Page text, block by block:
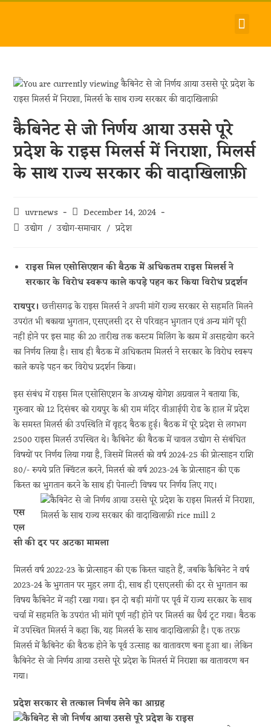
कैबिनेट से जो निर्णय आया उससे पूरे
प्रदेश के राइस मिलर्स में निराशा, मिलर्स
के साथ राज्य सरकार की वादाखिलाफ़ी
uvrnews
December 14, 2024
उद्योग / उद्योग-समाचार / प्रदेश
राइस मिल एसोसिएशन की बैठक में अधिकतम राइस मिलर्स ने
सरकार के विरोध स्वरूप काले कपड़े पहन कर किया विरोध प्रदर्शन
रायपुर।छत्तीसगढ़ के राइस मिलर्स ने अपनी मांगें राज्य सरकार से सहमति मिलने
उपरांत भी बकाया भुगतान, एसएलसी दर से परिवहन भुगतान एवं अन्य मांगें पूरी
नहीं होने पर इस माह की 20 तारीख तक कस्टम मिलिंग के काम में असहयोग करने
का निर्णय लिया है। साथ ही बैठक में अधिकतम मिलर्स ने सरकार के विरोध स्वरूप
काले कपड़े पहन कर विरोध प्रदर्शन किया।
इस संबंध में राइस मिलएसोसिएशन के अध्यक्ष योगेश अग्रवाल ने बताया कि,
गुरुवार को 12 दिसंबर को रायपुर के श्री राम मंदिर वीआईपी रोड के हाल में प्रदेश
के समस्त मिलर्स की उपस्थिति में वृहद बैठक हुई। बैठक में पूरे प्रदेश से लगभग
2500 राइस मिलर्स उपस्थित थे। कैबिनेट की बैठक में चावल उद्योग से संबंधित
विषयों पर निर्णय लिया गया है, जिसमें मिलर्स को वर्ष 2024-25 की प्रोत्साहन राशि
80/- रुपये प्रति क्विंटल करने, मिलर्स को वर्ष 2023-24 के प्रोत्साहन की एक
किस्त का भुगतान करने के साथ ही पेनाल्टी विषय पर निर्णय लिए गए।
एस
एल
सी की दर पर अटका मामला
मिलर्स वर्ष 2022-23 के प्रोत्साहन की एक किस्त चाहते हैं, जबकि कैबिनेट ने वर्ष
2023-24 के भुगतान पर मुहर लगा दी, साथ ही एसएलसी की दर से भुगतान का
विषय कैबिनेट में नहीं रखा गया। इन दो बड़ी मांगों पर पूर्व में राज्य सरकार के साथ
चर्चा में सहमति के उपरांत भी मांगें पूर्ण नहीं होने पर मिलर्स का धैर्य टूट गया। बैठक
में उपस्थित मिलर्स ने कहा कि, यह मिलर्स के साथ वादाखिलाफ़ी है। एक तरफ़
मिलर्स में कैबिनेट की बैठक होने के पूर्व उत्साह का वातावरण बना हुआ था। लेकिन
कैबिनेट से जो निर्णय आया उससे पूरे प्रदेश के मिलर्स में निराशा का वातावरण बन
गया।
प्रदेश सरकार से तत्काल निर्णय लेने का आग्रह